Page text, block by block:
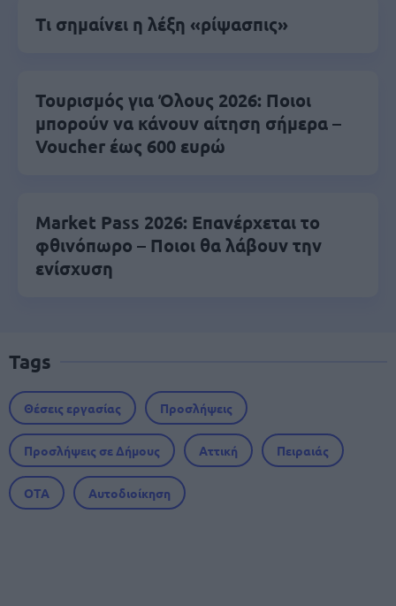
Τι σημαίνει η λέξη «ρίψασπις»
Τουρισμός για Όλους 2026: Ποιοι
μπορούν να κάνουν αίτηση σήμερα –
Voucher έως 600 ευρώ
Market Pass 2026: Επανέρχεται το
φθινόπωρο – Ποιοι θα λάβουν την
ενίσχυση
Tags
Θέσεις εργασίας Προσλήψεις
Προσλήψεις σε Δήμους Αττική Πειραιάς
ΟΤΑ Αυτοδιοίκηση